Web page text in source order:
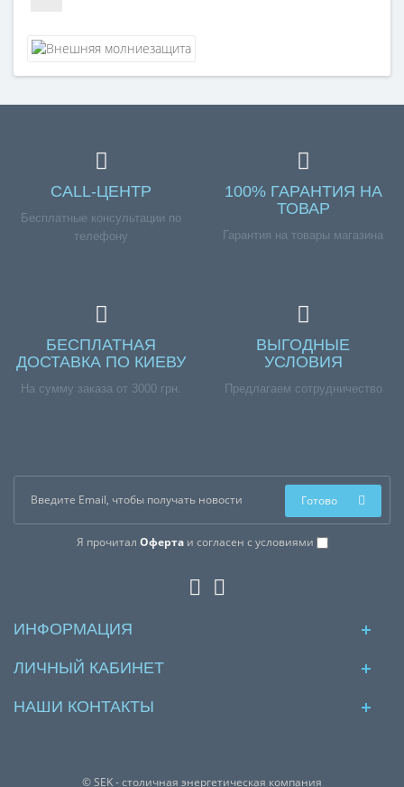
CALL-ЦЕНТР
Бесплатные консультации по
телефону
100% ГАРАНТИЯ НА
ТОВАР
Гарантия на товары магазина
БЕСПЛАТНАЯ
ДОСТАВКА ПО КИЕВУ
На сумму заказа от 3000 грн.
ВЫГОДНЫЕ
УСЛОВИЯ
Предлагаем сотрудничество
Я прочитал Офертаи согласен с условиями
Готово
ИНФОРМАЦИЯ
ЛИЧНЫЙ КАБИНЕТ
НАШИ КОНТАКТЫ
© SEK - столичная энергетическая компания